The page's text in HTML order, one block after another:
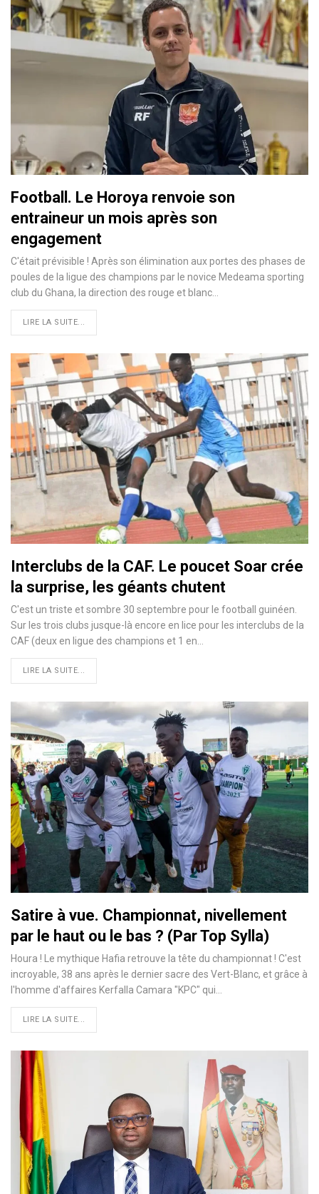
Football. Le Horoya renvoie son
entraineur un mois après son
engagement
C'était prévisible ! Après son élimination aux portes des phases de
poules de la ligue des champions par le novice Medeama sporting
club du Ghana, la direction des rouge et blanc…
LIRE LA SUITE...
Interclubs de la CAF. Le poucet Soar crée
la surprise, les géants chutent
C'est un triste et sombre 30 septembre pour le football guinéen.
Sur les trois clubs jusque-là encore en lice pour les interclubs de la
CAF (deux en ligue des champions et 1 en…
LIRE LA SUITE...
Satire à vue. Championnat, nivellement
par le haut ou le bas ? (Par Top Sylla)
Houra ! Le mythique Hafia retrouve la tête du championnat ! C'est
incroyable, 38 ans après le dernier sacre des Vert-Blanc, et grâce à
l'homme d'affaires Kerfalla Camara "KPC" qui…
LIRE LA SUITE...